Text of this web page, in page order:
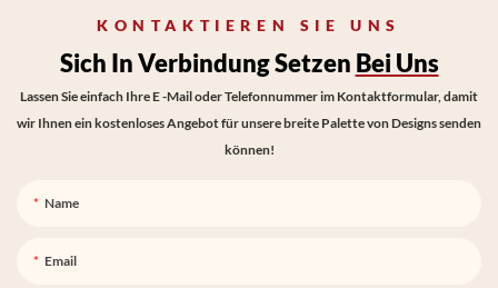
KONTAKTIEREN SIE UNS
Sich In Verbindung Setzen Bei Uns
Lassen Sie einfach Ihre E -Mail oder Telefonnummer im Kontaktformular, damit
wir Ihnen ein kostenloses Angebot für unsere breite Palette von Designs senden
können!
Name
Email